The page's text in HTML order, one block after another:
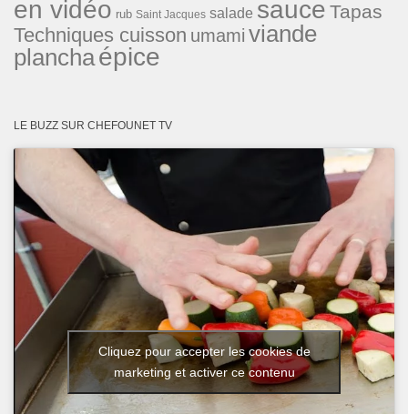
en vidéo rub Saint Jacques salade sauce Tapas
Techniques cuisson umami viande
planchaépice
LE BUZZ SUR CHEFOUNET TV
Cliquez pour accepter les cookies de
marketing et activer ce contenu